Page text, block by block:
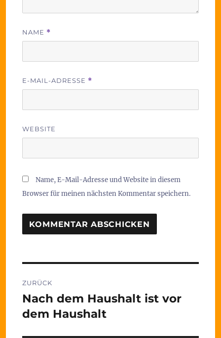
NAME *
E-MAIL-ADRESSE *
WEBSITE
Name, E-Mail-Adresse und Website in diesem
Browser für meinen nächsten Kommentar speichern.
ZURÜCK
Vorheriger
Beitrag:
Nach dem Haushalt ist vor
dem Haushalt